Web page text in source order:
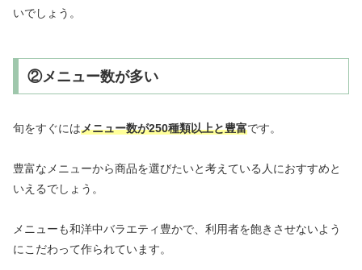
いでしょう。
②メニュー数が多い
旬をすぐにはメニュー数が250種類以上と豊富です。
豊富なメニューから商品を選びたいと考えている人におすすめと
いえるでしょう。
メニューも和洋中バラエティ豊かで、利用者を飽きさせないよう
にこだわって作られています。